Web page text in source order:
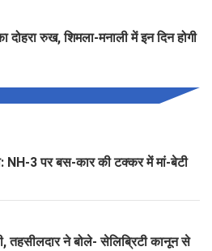
दोहरा रुख, शिमला-मनाली में इन दिन होगी
NH-3 पर बस-कार की टक्कर में मां-बेटी
तहसीलदार ने बोले- सेलिब्रिटी कानून से